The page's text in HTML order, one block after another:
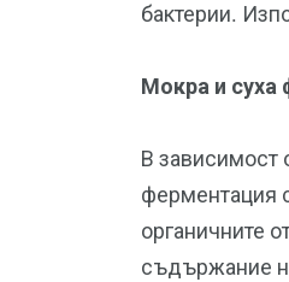
бактерии.
Мокра и суха
В зависимост
ферментация
органичните
съдържание